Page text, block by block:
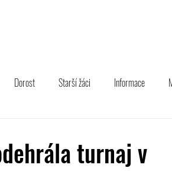
Dorost Starší žáci Informace
turnaj v